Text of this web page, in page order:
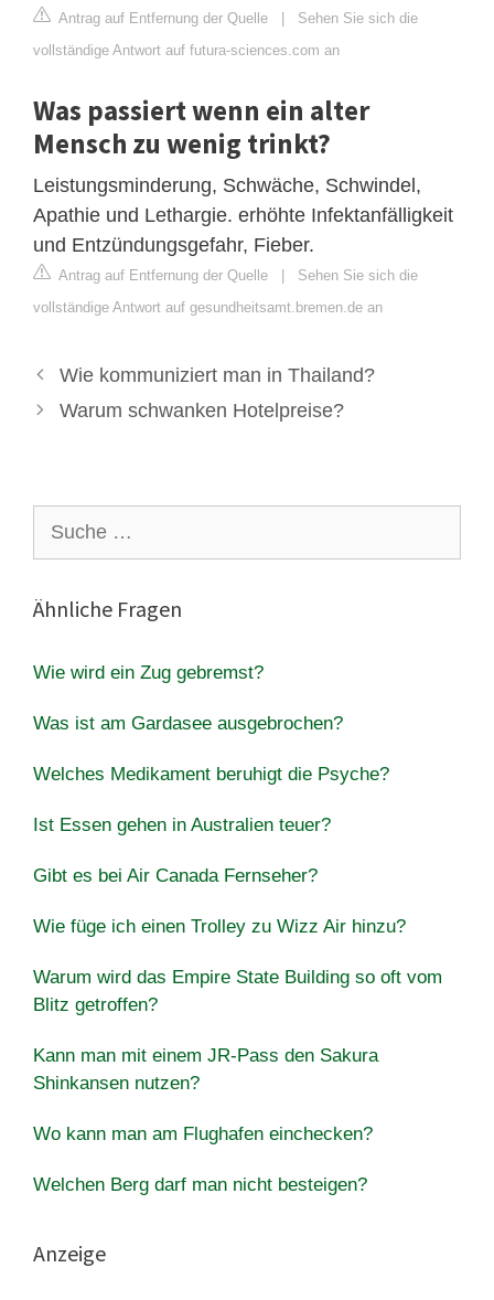
Antrag auf Entfernung der Quelle | Sehen Sie sich die
vollständige Antwort auf futura-sciences.com an
Was passiert wenn ein alter
Mensch zu wenig trinkt?
Leistungsminderung, Schwäche, Schwindel,
Apathie und Lethargie. erhöhte Infektanfälligkeit
und Entzündungsgefahr, Fieber.
Antrag auf Entfernung der Quelle | Sehen Sie sich die
vollständige Antwort auf gesundheitsamt.bremen.de an
Wie kommuniziert man in Thailand?
Warum schwanken Hotelpreise?
nach:
Ähnliche Fragen
Wie wird ein Zug gebremst?
Was ist am Gardasee ausgebrochen?
Welches Medikament beruhigt die Psyche?
Ist Essen gehen in Australien teuer?
Gibt es bei Air Canada Fernseher?
Wie füge ich einen Trolley zu Wizz Air hinzu?
Warum wird das Empire State Building so oft vom
Blitz getroffen?
Kann man mit einem JR-Pass den Sakura
Shinkansen nutzen?
Wo kann man am Flughafen einchecken?
Welchen Berg darf man nicht besteigen?
Anzeige